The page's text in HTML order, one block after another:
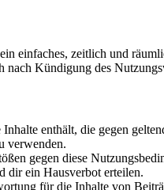
einfaches, zeitlich und
Kündigung des
enthält, die gegen
verwenden.
gegen diese
dir ein Hausverbot erteilen.
für die Inhalte von